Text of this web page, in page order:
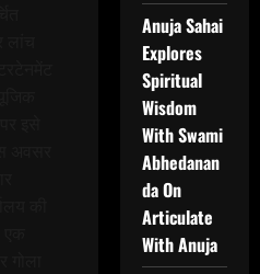
Anuja Sahai
Explores
Spiritual
Wisdom
With Swami
Abhedanan
da On
Articulate
With Anuja